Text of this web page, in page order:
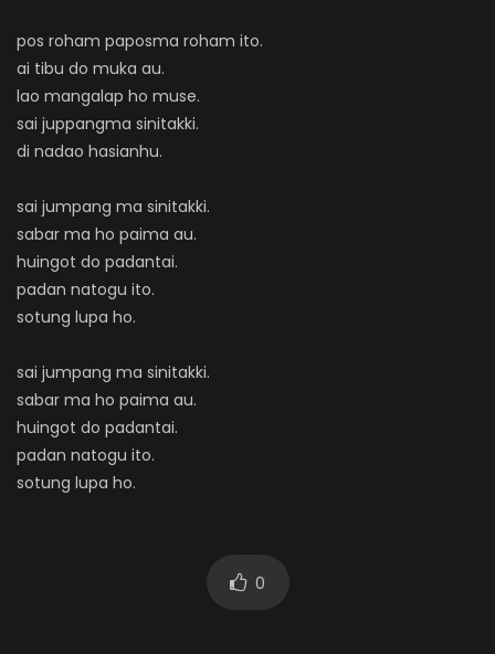
pos roham paposma roham ito.
ai tibu do muka au.
lao mangalap ho muse.
sai juppangma sinitakki.
di nadao hasianhu.
sai jumpang ma sinitakki.
sabar ma ho paima au.
huingot do padantai.
padan natogu ito.
sotung lupa ho.
sai jumpang ma sinitakki.
sabar ma ho paima au.
huingot do padantai.
padan natogu ito.
sotung lupa ho.
0